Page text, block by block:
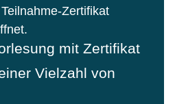
Zertifikat
mit Zertifikat
Vielzahl von